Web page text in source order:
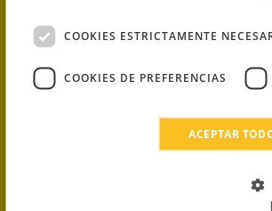
COOKIES ESTRICTAMENTE
COOKIES DE PREFERENCIAS
ACEPTAR